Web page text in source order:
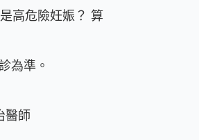
高危險妊娠？ 算
為準。
醫師